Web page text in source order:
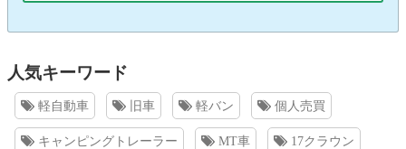
人気キーワード
軽自動車 旧車 軽バン 個人売買
キャンピングトレーラー MT車 17クラウン